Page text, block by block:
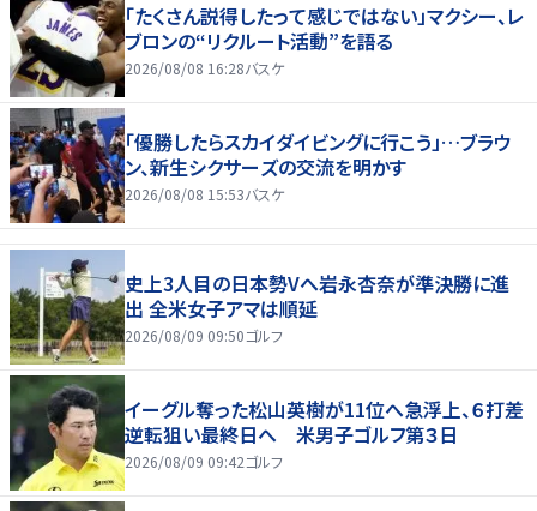
「たくさん説得したって感じではない」マクシー、レ
ブロンの“リクルート活動”を語る
2026/08/08 16:28バスケ
「優勝したらスカイダイビングに行こう」…ブラウ
ン、新生シクサーズの交流を明かす
2026/08/08 15:53バスケ
史上3人目の日本勢Vへ岩永杏奈が準決勝に進
出 全米女子アマは順延
2026/08/09 09:50ゴルフ
イーグル奪った松山英樹が11位へ急浮上、６打差
逆転狙い最終日へ 米男子ゴルフ第３日
2026/08/09 09:42ゴルフ